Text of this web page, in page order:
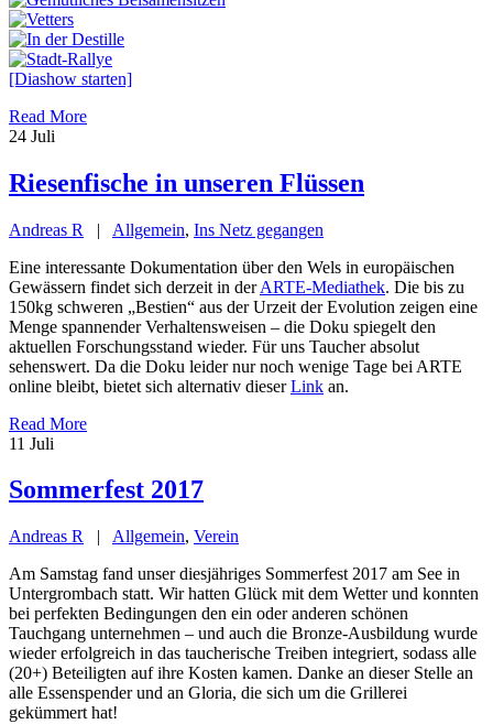
[Diashow starten]
Read More
24 Juli
Riesenfische in unseren Flüssen
Andreas R | Allgemein, Ins Netz gegangen
Eine interessante Dokumentation über den Wels in europäischen
Gewässern findet sich derzeit in derARTE-Mediathek. Die bis zu
150kg schweren „Bestien“ aus der Urzeit der Evolution zeigen eine
Menge spannender Verhaltensweisen – die Doku spiegelt den
aktuellen Forschungsstand wieder. Für uns Taucher absolut
sehenswert. Da die Doku leider nur noch wenige Tage bei ARTE
online bleibt, bietet sich alternativ dieserLink an.
Read More
11 Juli
Sommerfest 2017
Andreas R | Allgemein, Verein
Am Samstag fand unser diesjähriges Sommerfest 2017 am See in
Untergrombach statt. Wir hatten Glück mit dem Wetter und konnten
bei perfekten Bedingungen den ein oder anderen schönen
Tauchgang unternehmen – und auch die Bronze-Ausbildung wurde
wieder erfolgreich in das taucherische Treiben integriert, sodass alle
(20+) Beteiligten auf ihre Kosten kamen. Danke an dieser Stelle an
alle Essenspender und an Gloria, die sich um die Grillerei
gekümmert hat!